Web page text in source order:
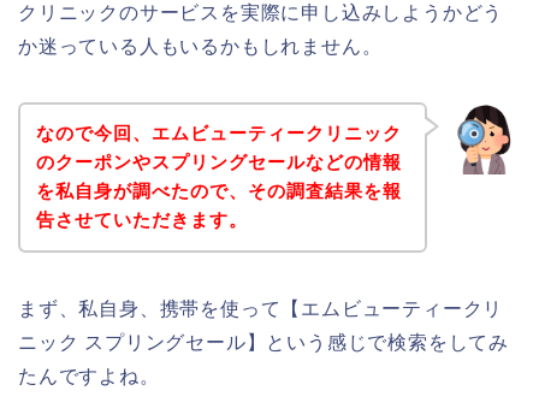
クリニックのサービスを実際に申し込みしようかどう
か迷っている人もいるかもしれません。
なので今回、エムビューティークリニック
のクーポンやスプリングセールなどの情報
を私自身が調べたので、その調査結果を報
告させていただきます。
まず、私自身、携帯を使って【エムビューティークリ
ニック スプリングセール】という感じで検索をしてみ
たんですよね。